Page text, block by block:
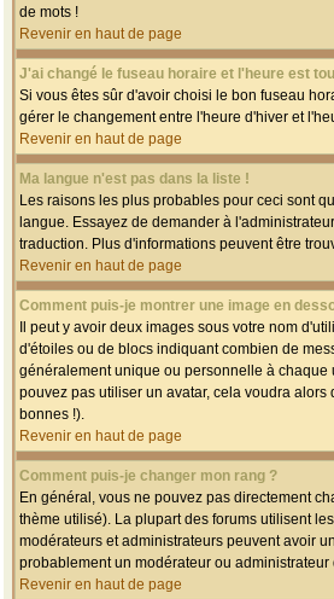
de mots !
Revenir en haut de page
J'ai changé le fuseau horaire et l'heure est
Si vous êtes sûr d'avoir choisi le bon fuseau
gérer le changement entre l'heure d'hiver et
Revenir en haut de page
Ma langue n'est pas dans la liste !
Les raisons les plus probables pour ceci sont
langue. Essayez de demander à
traduction. Plus d'informations peuvent être
Revenir en haut de page
Comment puis-je montrer une image en
Il peut y avoir deux images sous votre nom
d'étoiles ou de blocs indiquant combien de
généralement unique ou personnelle à chaque
pouvez pas utiliser un avatar, cela voudra
bonnes !).
Revenir en haut de page
Comment puis-je changer mon rang ?
En général, vous ne pouvez pas directement
thème utilisé). La plupart des forums utilisent
modérateurs et administrateurs peuvent avoir
probablement un modérateur ou
Revenir en haut de page